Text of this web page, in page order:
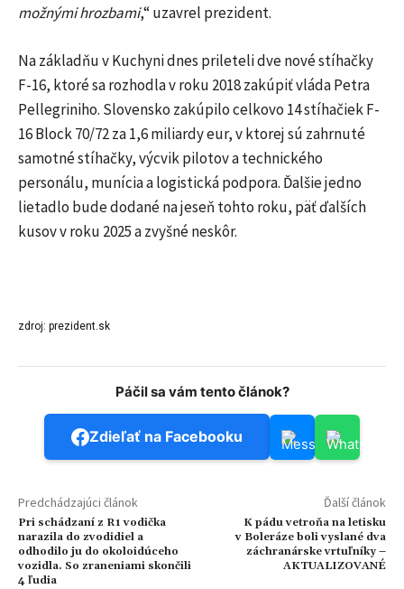
možnými hrozbami,“ uzavrel prezident.
Na základňu v Kuchyni dnes prileteli dve nové stíhačky
F-16, ktoré sa rozhodla v roku 2018 zakúpiť vláda Petra
Pellegriniho. Slovensko zakúpilo celkovo 14 stíhačiek F-
16 Block 70/72 za 1,6 miliardy eur, v ktorej sú zahrnuté
samotné stíhačky, výcvik pilotov a technického
personálu, munícia a logistická podpora. Ďalšie jedno
lietadlo bude dodané na jeseň tohto roku, päť ďalších
kusov v roku 2025 a zvyšné neskôr.
zdroj: prezident.sk
Páčil sa vám tento článok?
Zdieľať na Facebooku
Predchádzajúci článok
Pri schádzaní z R1 vodička
narazila do zvodidiel a
odhodilo ju do okoloidúceho
vozidla. So zraneniami skončili
4 ľudia
Ďalší článok
K pádu vetroňa na letisku
v Boleráze boli vyslané dva
záchranárske vrtuľníky –
AKTUALIZOVANÉ